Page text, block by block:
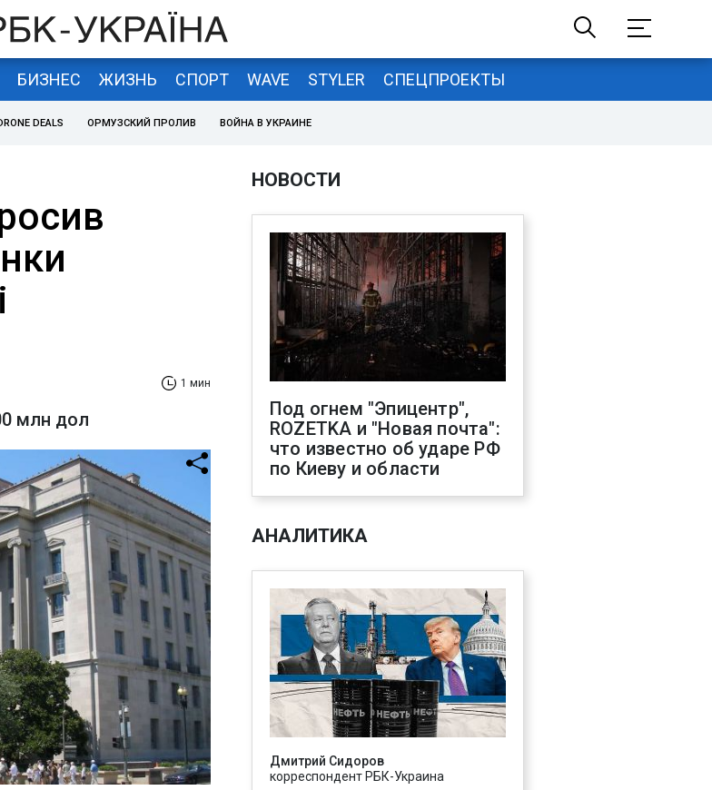
БИЗНЕС ЖИЗНЬ СПОРТ WAVE STYLER СПЕЦПРОЕКТЫ
DEALS ОРМУЗСКИЙ ПРОЛИВ ВОЙНА В УКРАИНЕ
1 мин
млн дол
НОВОСТИ
Под огнем "Эпицентр",
ROZETKA и "Новая почта":
что известно об ударе РФ
по Киеву и области
АНАЛИТИКА
Дмитрий Сидоров
корреспондент РБК-Украина